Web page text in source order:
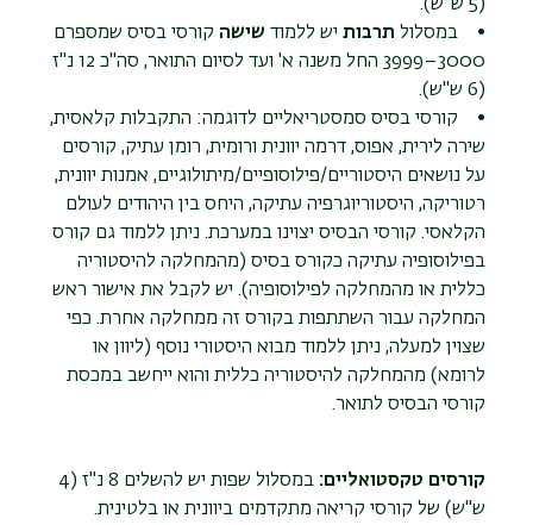
(5 ש"ש).
• במסלול תרבות יש ללמוד שישה קורסי בסיס שמספרם
3000–3999 החל משנה א' ועד לסיום התואר, סה"כ 12 נ"ז
(6 ש"ש).
• קורסי בסיס סמסטריאליים לדוגמה: התקבלות קלאסית,
שירה לירית, אפוס, דרמה יוונית ורומית, רומן עתיק, קורסים
על נושאים היסטוריים/פילוסופיים/מיתולוגיים, אמנות יוונית,
רטוריקה, היסטוריוגרפיה עתיקה, היחס בין היהודים לעולם
הקלאסי. קורסי הבסיס יצוינו במערכת. ניתן ללמוד גם קורס
בפילוסופיה עתיקה כקורס בסיס (מהמחלקה להיסטוריה
כללית או מהמחלקה לפילוסופיה). יש לקבל את אישור ראש
המחלקה עבור השתתפות בקורס זה ממחלקה אחרת. כפי
שצוין למעלה, ניתן ללמוד מבוא היסטורי נוסף (ליוון או
לרומא) מהמחלקה להיסטוריה כללית והוא ייחשב במכסת
קורסי הבסיס לתואר.
קורסים טקסטואליים:
במסלול שפות יש להשלים 8 נ"ז (4
ש"ש) של קורסי קריאה מתקדמים ביוונית או בלטינית.